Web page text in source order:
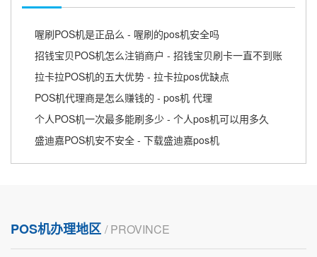
喔刷POS机是正品么 - 喔刷的pos机安全吗
招钱宝贝POS机怎么注销商户 - 招钱宝贝刷卡一直不到账
拉卡拉POS机的五大优势 - 拉卡拉pos优缺点
POS机代理商是怎么赚钱的 - pos机 代理
个人POS机一次最多能刷多少 - 个人pos机可以用多久
盛迪嘉POS机安不安全 - 下载盛迪嘉pos机
POS机办理地区 / PROVINCE